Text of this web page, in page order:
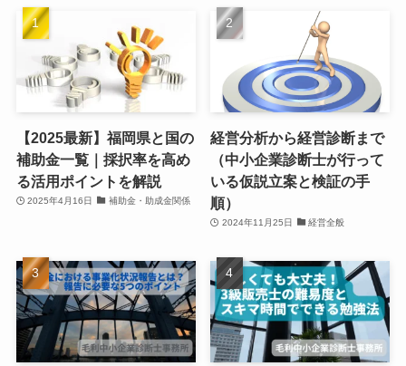
【2025最新】福岡県と国の
補助金一覧｜採択率を高め
る活用ポイントを解説
2025年4月16日 補助金・助成金関係
経営分析から経営診断まで
（中小企業診断士が行って
いる仮説立案と検証の手
順）
2024年11月25日 経営全般